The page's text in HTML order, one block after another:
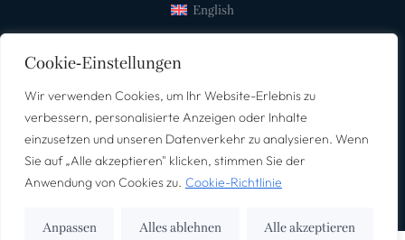
Cookie-Einstellungen
Wir verwenden Cookies, um Ihr Website-Erlebnis zu
verbessern, personalisierte Anzeigen oder Inhalte
einzusetzen und unseren Datenverkehr zu analysieren. Wenn
Sie auf „Alle akzeptieren" klicken, stimmen Sie der
Anwendung von Cookies zu. Cookie-Richtlinie
Anpassen Alles ablehnen Alle akzeptieren
English
Newsletter Sign-up Event Tablet Imprint
Data protection
General Terms and Conditions
©2026 – All rights reserved.
Webdesign by